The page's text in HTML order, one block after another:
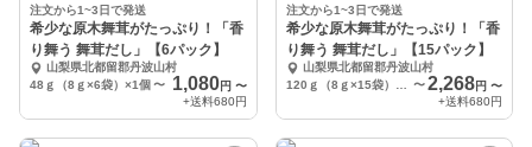
注文から1~3日で発送
希少な原木舞茸がたっぷり！「香
り舞う 舞茸だし」【6パック】
山梨県北都留郡丹波山村
48ｇ（8ｇ×6袋）×1個 〜 1,080円 〜
+送料680円
注文から1~3日で発送
希少な原木舞茸がたっぷり！「香
り舞う 舞茸だし」【15パック】
山梨県北都留郡丹波山村
〜2,268円 〜
+送料680円